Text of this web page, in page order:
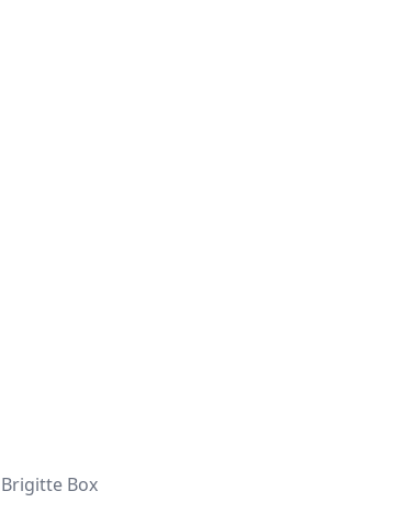
Brigitte Box